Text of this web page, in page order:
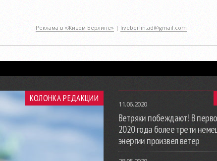
Реклама в «Живом Берлине» | liveberlin.ad@gmail.com
КОЛОНКА РЕДАКЦИИ
11.06.2020
Ветряки побеждают! В
2020 года более трети
энергии произвел ветер